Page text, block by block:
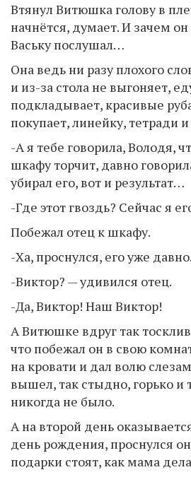
Втянул Витюшка голову в
начнётся, думает. И зачем он
Ваську послушал…
Она ведь ни разу плохого
и из-за стола не выгоняет,
подкладывает, красивые
покупает, линейку, тетради
-А я тебе говорила, Володя,
шкафу торчит, давно
убирал его, вот и результат…
-Где этот гвоздь? Сейчас я
Побежал отец к шкафу.
-Ха, проснулся, его уже
-Виктор? — удивился отец.
-Да, Виктор! Наш Виктор!
А Витюшке вдруг так
что побежал он в свою
на кровати и дал волю
вышел, так стыдно, горько и
никогда не было.
А на второй день
день рождения, проснулся
подарки стоят, как мама